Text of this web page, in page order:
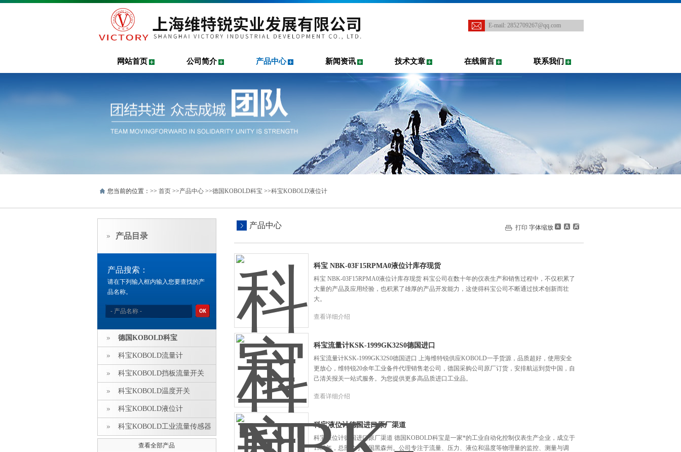
E-mail: 2852709267@qq.com
网站首页 公司简介 产品中心 新闻资讯 技术文章 在线留言 联系我们
您当前的位置：>> 首页 >>产品中心 >>德国KOBOLD科宝 >>科宝KOBOLD液位计
产品目录
产品搜索：
请在下列输入框内输入您要查找的产
品名称。
德国KOBOLD科宝
科宝KOBOLD流量计
科宝KOBOLD挡板流量开关
科宝KOBOLD温度开关
科宝KOBOLD液位计
科宝KOBOLD工业流量传感器
查看全部产品
产品中心 打印 字体缩放
科宝 NBK-03F15RPMA0液位计库存现货
科宝 NBK-03F15RPMA0液位计库存现货 科宝公司在数十年的仪表生产和销售过程中，不仅积累了
大量的产品及应用经验，也积累了雄厚的产品开发能力，这使得科宝公司不断通过技术创新而壮
大。
查看详细介绍
科宝流量计KSK-1999GK32S0德国进口
科宝流量计KSK-1999GK32S0德国进口 上海维特锐供应KOBOLD一手货源，品质超好，使用安全
更放心，维特锐20余年工业备件代理销售老公司，德国采购公司原厂订货，安排航运到货中国，自
己清关报关一站式服务。为您提供更多高品质进口工业品。
查看详细介绍
科宝液位计德国进口原厂渠道
科宝液位计德国进口原厂渠道 德国KOBOLD科宝是一家*的工业自动化控制仪表生产企业，成立于
1980年，总部位于德国黑森州。公司专注于流量、压力、液位和温度等物理量的监控、测量与调